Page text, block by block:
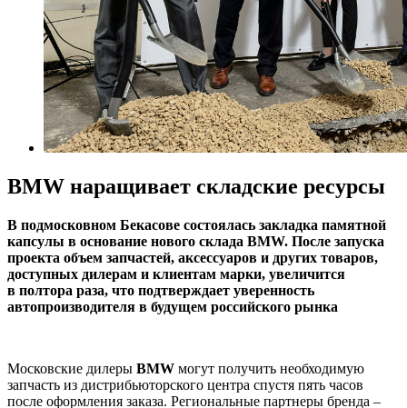
BMW наращивает складские ресурсы
В подмосковном Бекасове состоялась закладка памятной
капсулы в основание нового склада BMW. После запуска
проекта объем запчастей, аксессуаров и других товаров,
доступных дилерам и клиентам марки, увеличится
в полтора раза, что подтверждает уверенность
автопроизводителя в будущем российского рынка
Московские дилеры BMW могут получить необходимую
запчасть из дистрибьюторского центра спустя пять часов
после оформления заказа. Региональные партнеры бренда –